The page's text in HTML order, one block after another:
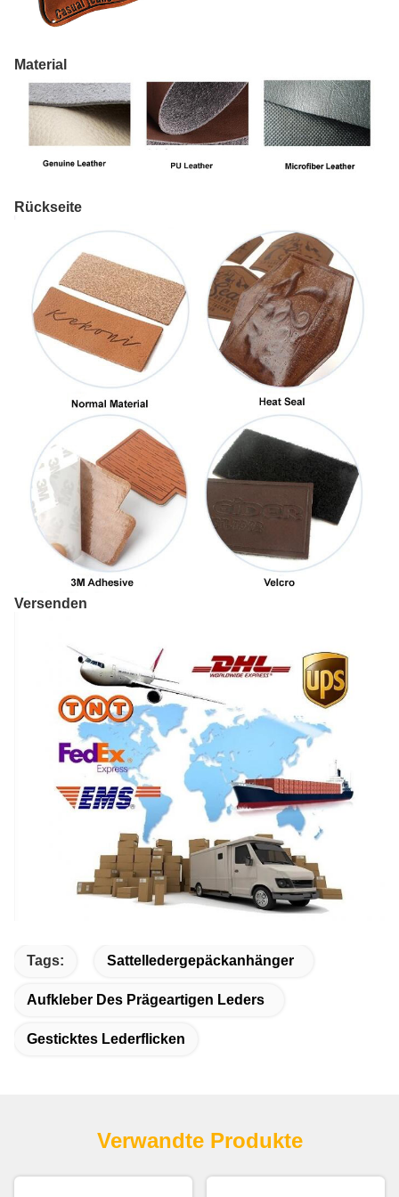
Material
Rückseite
Versenden
Tags: Sattelledergepäckanhänger
Aufkleber Des Prägeartigen Leders
Gesticktes Lederflicken
Verwandte Produkte